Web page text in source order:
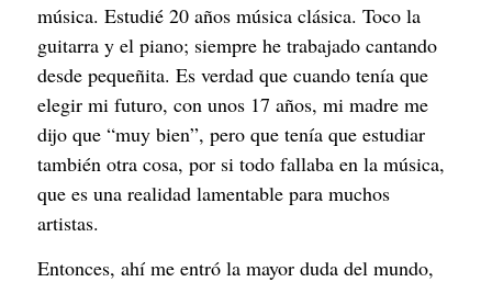
música. Estudié 20 años música clásica. Toco la
guitarra y el piano; siempre he trabajado cantando
desde pequeñita. Es verdad que cuando tenía que
elegir mi futuro, con unos 17 años, mi madre me
dijo que “muy bien”, pero que tenía que estudiar
también otra cosa, por si todo fallaba en la música,
que es una realidad lamentable para muchos
artistas.
Entonces, ahí me entró la mayor duda del mundo,